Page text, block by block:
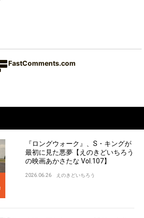
FastComments.com
『ロングウォーク』、S・キングが
最初に見た悪夢【えのきどいちろう
の映画あかさたな Vol.107】
2026.06.26 えのきどいちろう